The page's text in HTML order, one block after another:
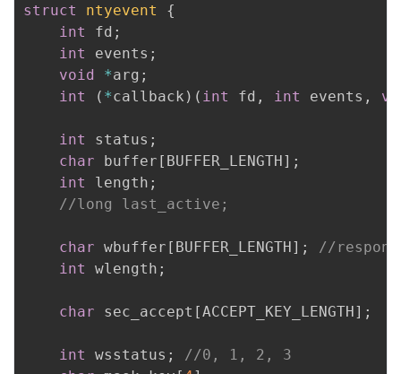
struct ntyevent
{
int
fd ;
int
events ;
void
*arg ;
int
( *callback ) ( int fd , int events ,
int status ;
char buffer [ BUFFER_LENGTH] ;
int
length ;
//long last_active;
char wbuffer [ BUFFER_LENGTH] ;
//
int
wlength ;
char sec_accept [ACCEPT_KEY_LENGTH] ;
int wsstatus ;
//0, 1, 2, 3